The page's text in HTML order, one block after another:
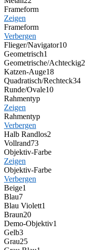
Frameform
Zeigen
Frameform
Verbergen
Flieger/Navigator10
Geometrisch1
Geometrische/Achteckig2
Katzen-Auge18
Quadratisch/Rechteck34
Runde/Ovale10
Rahmentyp
Zeigen
Rahmentyp
Verbergen
Halb Randlos2
Vollrand73
Objektiv-Farbe
Zeigen
Objektiv-Farbe
Verbergen
Beige1
Blau7
Blau Violett1
Braun20
Demo-Objektiv1
Gelb3
Grau25